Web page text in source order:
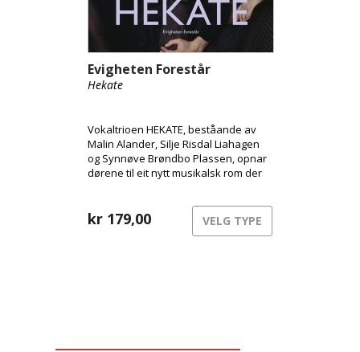
Evigheten Forestår
Hekate
Vokaltrioen HEKATE, beståande av
Malin Alander, Silje Risdal Liahagen
og Synnøve Brøndbo Plassen, opnar
dørene til eit nytt musikalsk rom der
kr 179,00 VELG TYPE